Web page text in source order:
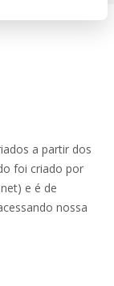
a partir dos
foi criado por
e é de
nossa